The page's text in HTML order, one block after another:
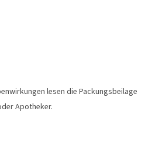
lesen die Packungsbeilage
Apotheker.